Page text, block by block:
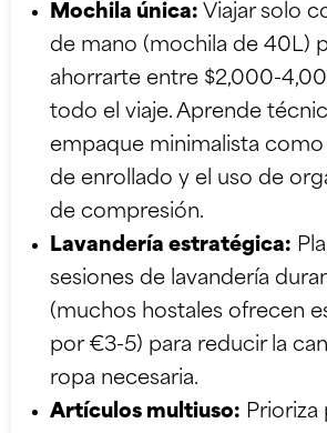
Mochila única: Viajar solo
de mano (mochila de 40L)
ahorrarte entre $2,000-
todo el viaje. Aprende
empaque minimalista
de enrollado y el uso de
de compresión.
Lavandería estratégica:
sesiones de lavandería
(muchos hostales ofrecen
por €3-5) para reducir la
ropa necesaria.
Artículos multiuso: Prioriza